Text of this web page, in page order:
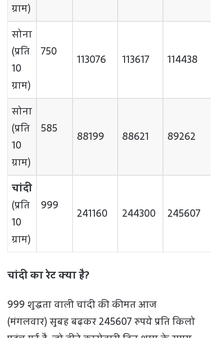
ग्राम)
सोना
(प्रति
10
ग्राम)
750
113076 113617 114438
सोना
(प्रति
10
ग्राम)
585
88199 88621 89262
चांदी
(प्रति
10
ग्राम)
999
241160 244300 245607
चांदी का रेट क्या है?
999 शुद्धता वाली चांदी की कीमत आज
(मंगलवार) सुबह बढ़कर 245607 रुपये प्रति किलो